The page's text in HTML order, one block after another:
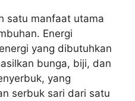
satu manfaat utama
Energi
yang dibutuhkan
bunga, biji, dan
yang
serbuk sari dari satu